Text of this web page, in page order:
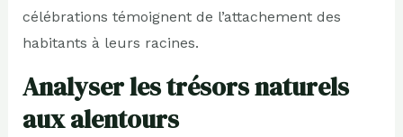
célébrations témoignent de l’attachement des
habitants à leurs racines.
Analyser les trésors naturels
aux alentours